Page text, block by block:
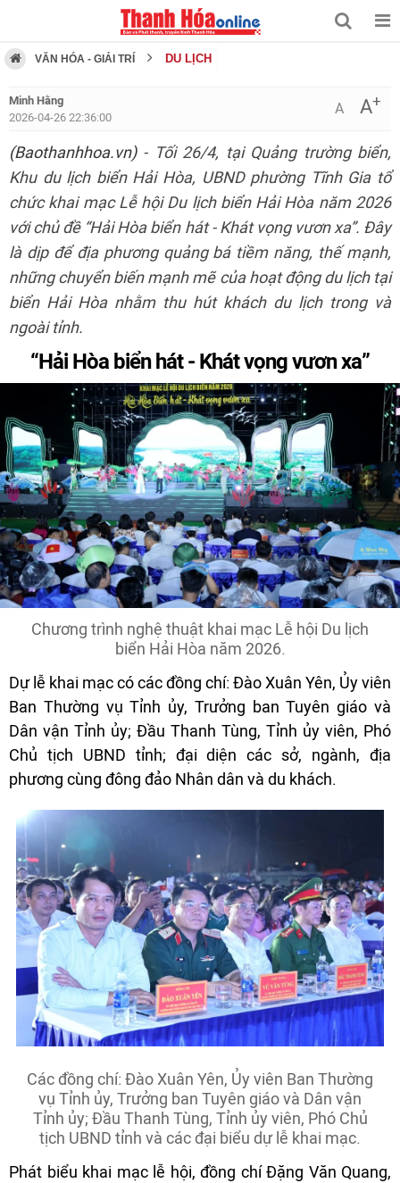
VĂN HÓA - GIẢI TRÍ DU LỊCH
Minh Hằng
2026-04-26 22:36:00
A A+
(Baothanhhoa.vn)- Tối 26/4, tại Quảng trường biển,
Khu du lịch biển Hải Hòa, UBND phường Tĩnh Gia tổ
chức khai mạc Lễ hội Du lịch biển Hải Hòa năm 2026
với chủ đề “Hải Hòa biển hát - Khát vọng vươn xa”. Đây
là dịp để địa phương quảng bá tiềm năng, thế mạnh,
những chuyển biến mạnh mẽ của hoạt động du lịch tại
biển Hải Hòa nhằm thu hút khách du lịch trong và
ngoài tỉnh.
“Hải Hòa biển hát - Khát vọng vươn xa”
Chương trình nghệ thuật khai mạc Lễ hội Du lịch
biển Hải Hòa năm 2026.
Dự lễ khai mạc có các đồng chí: Đào Xuân Yên, Ủy viên
Ban Thường vụ Tỉnh ủy, Trưởng ban Tuyên giáo và
Dân vận Tỉnh ủy; Đầu Thanh Tùng, Tỉnh ủy viên, Phó
Chủ tịch UBND tỉnh; đại diện các sở, ngành, địa
phương cùng đông đảo Nhân dân và du khách.
Các đồng chí: Đào Xuân Yên, Ủy viên Ban Thường
vụ Tỉnh ủy, Trưởng ban Tuyên giáo và Dân vận
Tỉnh ủy; Đầu Thanh Tùng, Tỉnh ủy viên, Phó Chủ
tịch UBND tỉnh và các đại biểu dự lễ khai mạc.
Phát biểu khai mạc lễ hội, đồng chí Đặng Văn Quang,